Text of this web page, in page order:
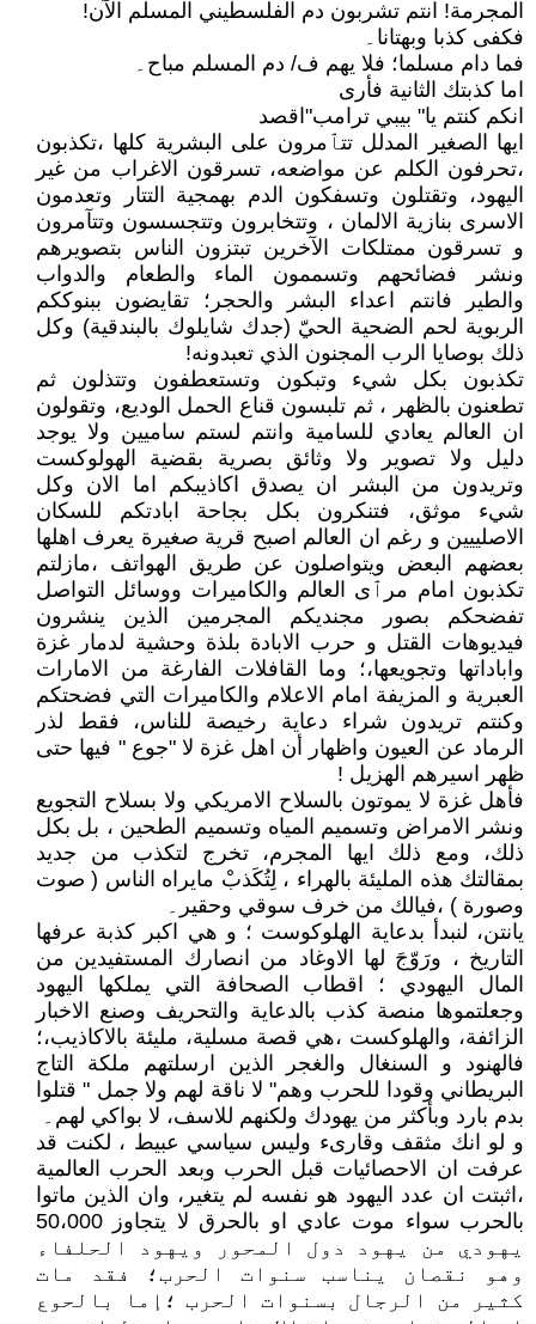
المجرمة! انتم تشربون دم الفلسطيني المسلم الآن!
فكفى كذبا وبهتانا۔
فما دام مسلما؛ فلا يهم ف/ دم المسلم مباح۔
اما كذبتك الثانية فأرى
انكم كنتم يا" بيبي ترامب"اقصد
ايها الصغير المدلل تتٱمرون على البشرية كلها ،تكذبون
،تحرفون الكلم عن مواضعه، تسرقون الاغراب من غير
اليهود، وتقتلون وتسفكون الدم بهمجية التتار وتعدمون
الاسرى بنازية الالمان ، وتتخابرون وتتجسسون وتتآمرون
و تسرقون ممتلكات الآخرين تبتزون الناس بتصويرهم
ونشر فضائحهم وتسممون الماء والطعام والدواب
والطير فانتم اعداء البشر والحجر؛ تقايضون ببنوككم
الربوية لحم الضحية الحيّ (جدك شايلوك بالبندقية) وكل
ذلك بوصايا الرب المجنون الذي تعبدونه!
تكذبون بكل شيء وتبكون وتستعطفون وتتذلون ثم
تطعنون بالظهر ، ثم تلبسون قناع الحمل الوديع، وتقولون
ان العالم يعادي للسامية وانتم لستم ساميين ولا يوجد
دليل ولا تصوير ولا وثائق بصرية بقضية الهولوكست
وتريدون من البشر ان يصدق اكاذيبكم اما الان وكل
شيء موثق، فتنكرون بكل بجاحة ابادتكم للسكان
الاصلييين و رغم ان العالم اصبح قرية صغيرة يعرف اهلها
بعضهم البعض ويتواصلون عن طريق الهواتف ،مازلتم
تكذبون امام مرٱى العالم والكاميرات ووسائل التواصل
تفضحكم بصور مجنديكم المجرمين الذين ينشرون
فيديوهات القتل و حرب الابادة بلذة وحشية لدمار غزة
واباداتها وتجويعها،؛ وما القافلات الفارغة من الامارات
العبرية و المزيفة امام الاعلام والكاميرات التي فضحتكم
وكنتم تريدون شراء دعاية رخيصة للناس، فقط لذر
الرماد عن العيون واظهار أن اهل غزة لا "جوع " فيها حتى
ظهر اسيرهم الهزيل !
فأهل غزة لا يموتون بالسلاح الامريكي ولا بسلاح التجويع
ونشر الامراض وتسميم المياه وتسميم الطحين ، بل بكل
ذلك، ومع ذلك ايها المجرم، تخرج لتكذب من جديد
بمقالتك هذه المليئة بالهراء ، لِتُكَذبْ مايراه الناس ( صوت
وصورة ) ،فيالك من خرف سوقي وحقير۔
يانتن، لنبدأ بدعاية الهلوكوست ؛ و هي اكبر كذبة عرفها
التاريخ ، ورَوّجَ لها الاوغاد من انصارك المستفيدين من
المال اليهودي ؛ اقطاب الصحافة التي يملكها اليهود
وجعلتموها منصة كذب بالدعاية والتحريف وصنع الاخبار
الزائفة، والهلوكست ،هي قصة مسلية، مليئة بالاكاذيب،؛
فالهنود و السنغال والغجر الذين ارسلتهم ملكة التاج
البريطاني وقودا للحرب وهم" لا ناقة لهم ولا جمل " قتلوا
بدم بارد وبأكثر من يهودك ولكنهم للاسف، لا بواكي لهم۔
و لو انك مثقف وقارىء وليس سياسي عبيط ، لكنت قد
عرفت ان الاحصائيات قبل الحرب وبعد الحرب العالمية
،اثبتت ان عدد اليهود هو نفسه لم يتغير، وان الذين ماتوا
بالحرب سواء موت عادي او بالحرق لا يتجاوز 50،000
يهودي من يهود دول المحور ويهود الحلفاء
وهو نقصان يناسب سنوات الحرب؛ فقد مات
كثير من الرجال بسنوات الحرب ؛إما بالحوع